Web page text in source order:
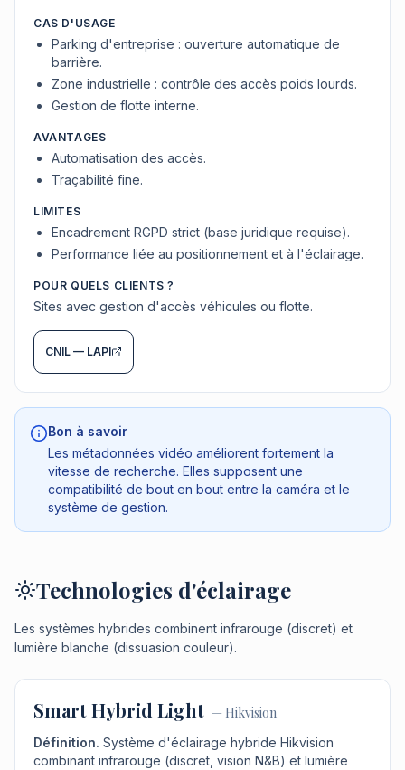
CAS D'USAGE
Parking d'entreprise : ouverture automatique de
barrière.
Zone industrielle : contrôle des accès poids lourds.
Gestion de flotte interne.
AVANTAGES
Automatisation des accès.
Traçabilité fine.
LIMITES
Encadrement RGPD strict (base juridique requise).
Performance liée au positionnement et à l'éclairage.
POUR QUELS CLIENTS ?
Sites avec gestion d'accès véhicules ou flotte.
CNIL — LAPI
Bon à savoir
Les métadonnées vidéo améliorent fortement la
vitesse de recherche. Elles supposent une
compatibilité de bout en bout entre la caméra et le
système de gestion.
Technologies d'éclairage
Les systèmes hybrides combinent infrarouge (discret) et
lumière blanche (dissuasion couleur).
Smart Hybrid Light — Hikvision
Définition. Système d'éclairage hybride Hikvision
combinant infrarouge (discret, vision N&B) et lumière